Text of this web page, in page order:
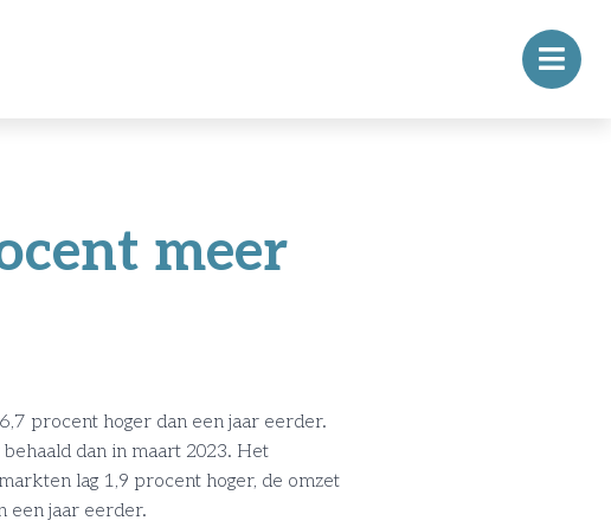
meer
procent hoger dan een jaar eerder.
dan in maart 2023. Het
lag 1,9 procent hoger, de omzet
een jaar eerder.